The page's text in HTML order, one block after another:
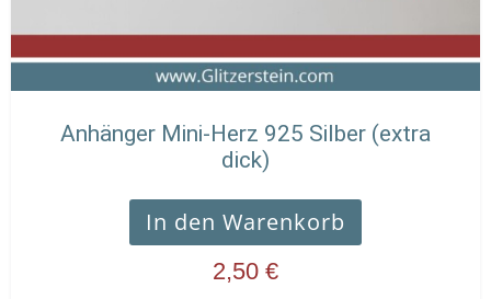
Anhänger Mini-Herz 925 Silber (extra
dick)
In den Warenkorb
2,50 €